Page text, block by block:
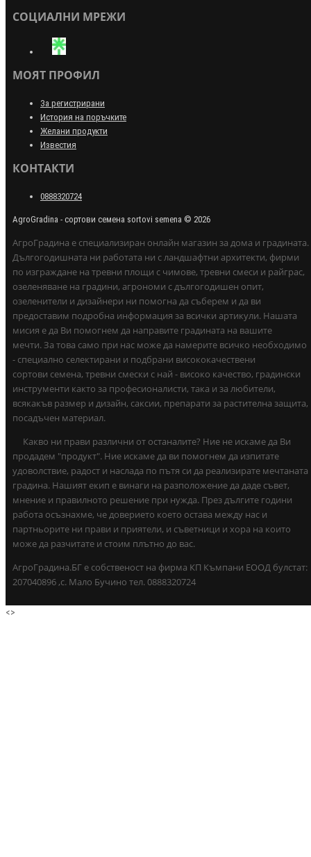
СОЦИАЛНИ МРЕЖИ
МОЯТ ПРОФИЛ
За регистрирани
История на поръчките
Желани продукти
Известия
КОНТАКТИ
0888320724
AgroGradina - сортови семена sortovi semena © 2026
АгроГрадина е специализиран онлайн магазин за дома и градината.
Дългогодишната ни работата ни с ландшафтни архитекти, фирми
по изграждане на тревни площи с чимове, тревни смеси и райграс,
озеленяване на градини, агрономи с дългогодишен опит,
озеленители и дизайнери ни помогна да съберем и да ви
предоставим подробна информация за всички артикули. Нашата
мисия е да Ви помогнем да направите градината на вашите
мечти. За това само при нас може да намерите всичко необходимо
- специално селектирани и подбрани висококачествени
сортови семена, тревни смески с най - високо качество, градински
инструменти както за професионалисти, така и за любители,
всякакъв размер и дизайн, саксии, препарати за растителна защита,
посадъчен материал.
Какво ни прави различни от останалите? Ние не искаме да Ви
продадем "продукт". Ние искаме да ви помогнем да изпитате
удоволствие, радост и наслада по пътя си да реализирате мечтаната
градина. Нашият екип е винаги на разположение да даде съвет,
мнение и правилното решение при нужда. През дългите години
работа осъзнахме, че доверието което остава между нас и
партньорите ни прави и приятели, и съветници и хора на които
може да разчитате и стоим плътно до вас.
АгроГрадина.БГ е собственост на фирма КП Къмпани ЕООД булстат:
207040896 ,с. Мало Бучино тел. 0888320724
<>